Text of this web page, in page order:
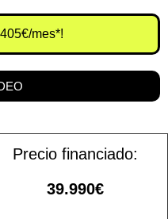
mes*!
Precio financiado:
39.990€